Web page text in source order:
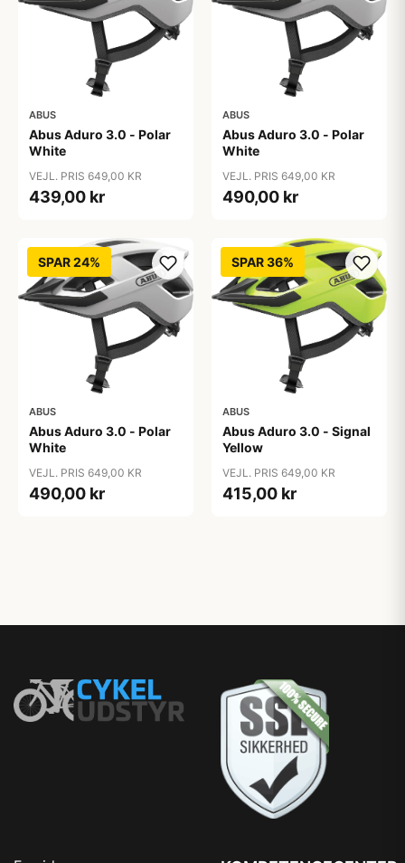
ABUS
Abus Aduro 3.0 - Polar
White
VEJL. PRIS 649,00 KR
439,00 kr
ABUS
Abus Aduro 3.0 - Polar
White
VEJL. PRIS 649,00 KR
490,00 kr
SPAR 24%
ABUS
Abus Aduro 3.0 - Polar
White
VEJL. PRIS 649,00 KR
490,00 kr
SPAR 36%
ABUS
Abus Aduro 3.0 - Signal
Yellow
VEJL. PRIS 649,00 KR
415,00 kr